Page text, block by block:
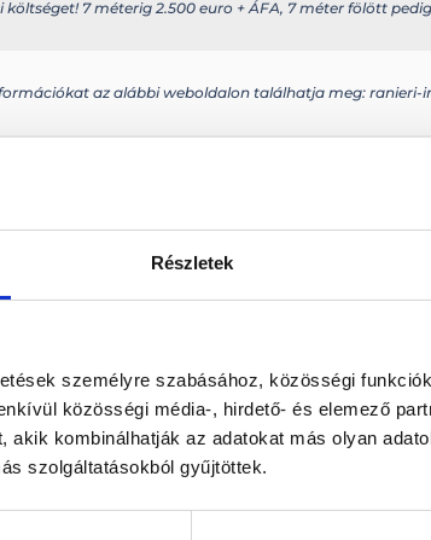
Részletek
személyre szabásához, közösségi
közösségi média-, hirdető- és elemező
akik kombinálhatják az adatokat más olyan
szolgáltatásokból gyűjtöttek.
Paraméterek
7 méterig 2.500 euro + ÁFA, 7 méter fölött
az alábbi weboldalon találhatja meg: